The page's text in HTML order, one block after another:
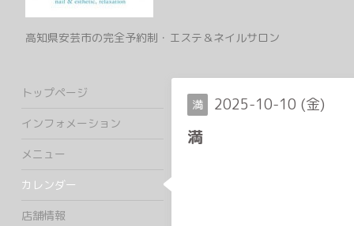
高知県安芸市の完全予約制・エステ＆ネイルサロン
満 2025-10-10 (金)
満
トップページ
インフォメーション
メニュー
カレンダー
店舗情報